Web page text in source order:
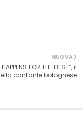
NUOVA
FOR THE BEST”, il
cantante bolognese